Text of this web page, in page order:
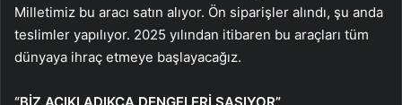
Milletimiz bu aracı satın alıyor. Ön siparişler alındı, şu anda
teslimler yapılıyor. 2025 yılından itibaren bu araçları tüm
dünyaya ihraç etmeye başlayacağız.